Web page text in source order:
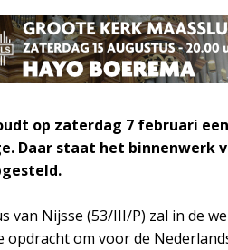
op zaterdag 7 februari
Daar staat het binnenwerk
Nijsse (53/III/P) zal in de
opdracht om voor de